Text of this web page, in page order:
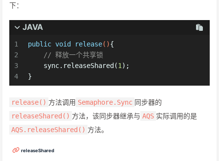
下：
JAVA
1
2
3
4
public void release(){
// 释放一个共享锁
    sync.releaseShared(
1 );
}
release() 方法调用 Semaphore.Sync 同步器的
releaseShared() 方法，该同步器继承与 AQS 实际调用的是
AQS.releaseShared() 方法。
releaseShared